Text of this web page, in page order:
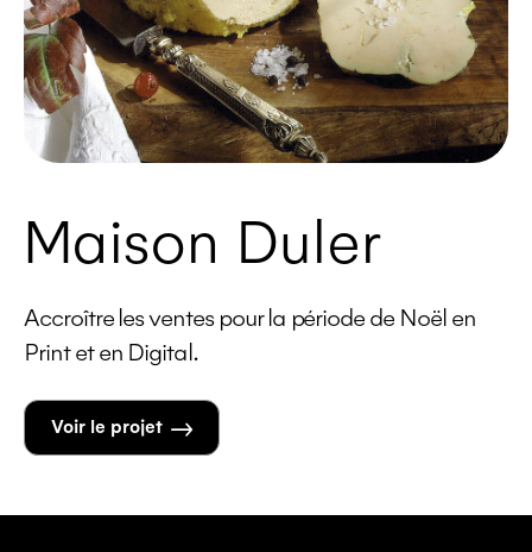
Maison Duler
Accroître les ventes pour la période de Noël en
Print et en Digital.
Voir le projet